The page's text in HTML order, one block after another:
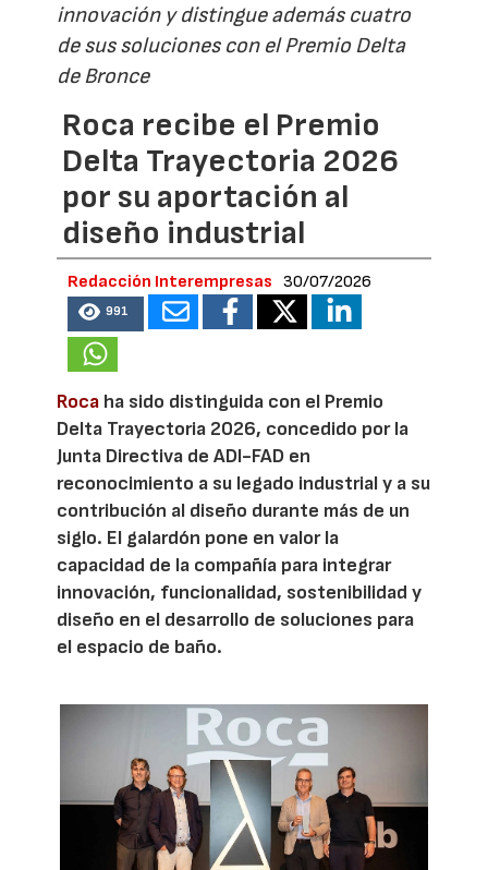
innovación y distingue además cuatro
de sus soluciones con el Premio Delta
de Bronce
Roca recibe el Premio
Delta Trayectoria 2026
por su aportación al
diseño industrial
Redacción Interempresas 30/07/2026
991
Roca ha sido distinguida con el Premio
Delta Trayectoria 2026, concedido por la
Junta Directiva de ADI-FAD en
reconocimiento a su legado industrial y a su
contribución al diseño durante más de un
siglo. El galardón pone en valor la
capacidad de la compañía para integrar
innovación, funcionalidad, sostenibilidad y
diseño en el desarrollo de soluciones para
el espacio de baño.